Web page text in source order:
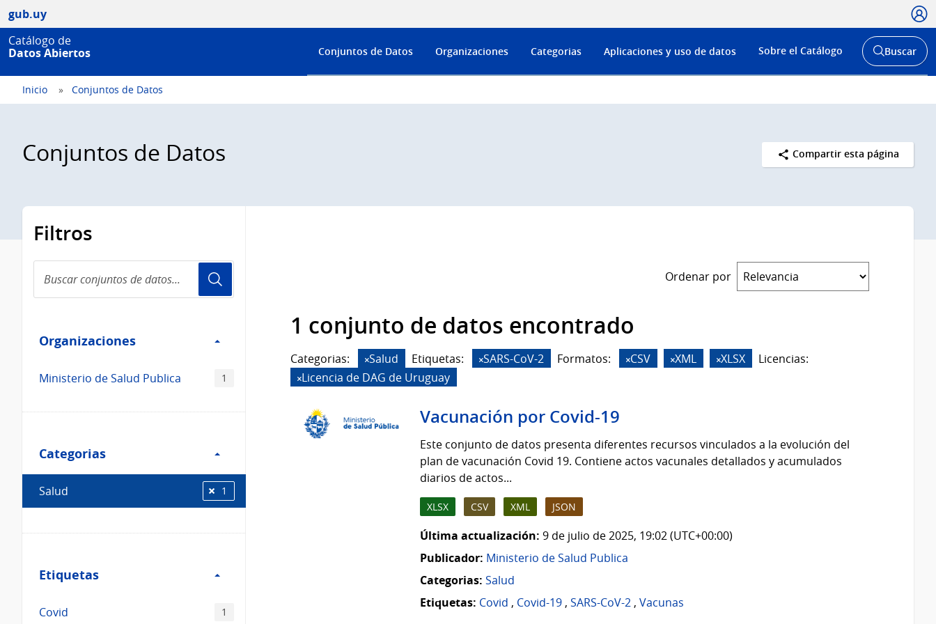
gub.uy
Catálogo de
Datos Abiertos
Menú
de
Conjuntos de Datos Organizaciones Categorias Aplicaciones y uso de datos Sobre el Catálogo
Abrir
buscador
Buscar
Inicio Conjuntos de Datos
Conjuntos de Datos Compartir esta página
Filtros
conjuntos
de
Organizaciones
Organizaciones
Ministerio de Salud Publica 1
Categorias
Categorias
Salud 1
Etiquetas
Etiquetas
Covid 1
Ordenar por
1 conjunto de datos encontrado
Categorias: Salud Etiquetas: SARS-CoV-2 Formatos: CSV XML XLSX
Licencias:
Licencia de DAG de Uruguay
Vacunación por Covid-19
Este conjunto de datos presenta diferentes recursos vinculados a la evolución del
plan de vacunación Covid 19. Contiene actos vacunales detallados y acumulados
diarios de actos...
XLSX CSV XML JSON
Última actualización: 9 de julio de 2025, 19:02 (UTC+00:00)
Publicador: Ministerio de Salud Publica
Categorias: Salud
Etiquetas: Covid , Covid-19, SARS-CoV-2, Vacunas